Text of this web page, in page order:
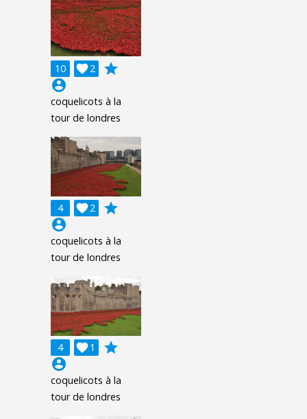
10 2

grade
account_circle
coquelicots à la
tour de londres
4 2

grade
account_circle
coquelicots à la
tour de londres
4 1

grade
account_circle
coquelicots à la
tour de londres